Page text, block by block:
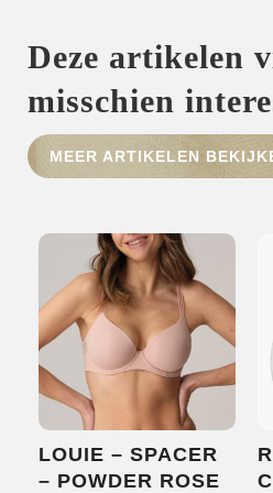
HOME
SHOP
NIEUWS
Deze artikelen
misschien
MEER ARTIKELEN
LOUIE – SPACER
– POWDER ROSE